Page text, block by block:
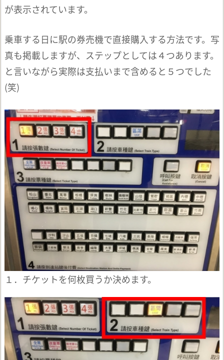
が表示されています。
乗車する日に駅の券売機で直接購入する方法です。写
真も掲載しますが、ステップとしては４つあります。
と言いながら実際は支払いまで含めると５つでした
(笑)
１．チケットを何枚買うか決めます。